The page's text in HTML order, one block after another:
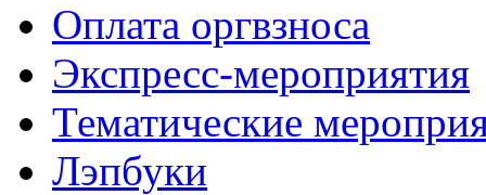
Оплата оргвзноса
Экспресс-мероприятия
Тематические
Лэпбуки